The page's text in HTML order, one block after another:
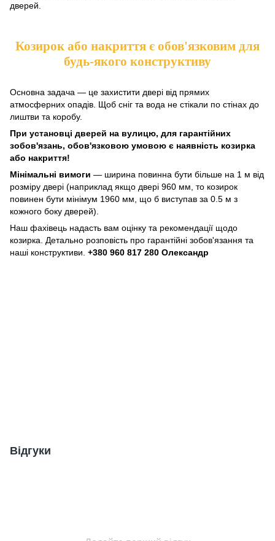
дверей.
Козирок або накриття є обов'язковим для
будь-якого конструктиву
Основна задача — це захистити двері від прямих
атмосферних опадів. Щоб сніг та вода не стікали по стінах до
лиштви та коробу.
При установці дверей на вулицю, для гарантійних
зобов'язань, обов'язковою умовою є наявність козирка
або накриття!
Мінімальні вимоги — ширина повинна бути більше на 1 м від
розміру двері (наприклад якщо двері 960 мм, то козирок
повинен бути мінімум 1960 мм, що б виступав за 0.5 м з
кожного боку дверей).
Наш фахівець надасть вам оцінку та рекомендації щодо
козирка. Детально розповість про гарантійні зобов'язання та
наші конструктиви. +380 960 817 280 Олександр
Відгуки